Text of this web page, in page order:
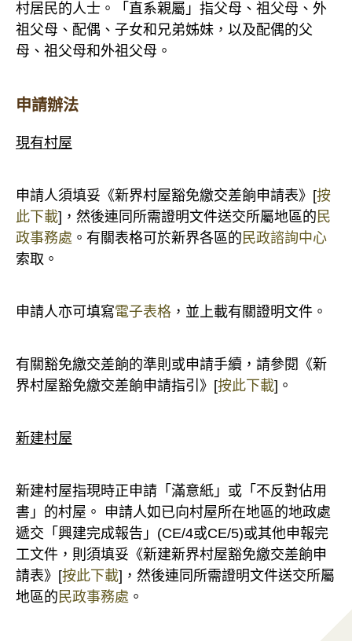
村居民的人士。「直系親屬」指父母、祖父母、外
祖父母、配偶、子女和兄弟姊妹，以及配偶的父
母、祖父母和外祖父母。
申請辦法
現有村屋
申請人須填妥《新界村屋豁免繳交差餉申請表》[按
此下載]，然後連同所需證明文件送交所屬地區的 民
政事務處 。有關表格可於新界各區的 民政諮詢中心
索取。
申請人亦可填寫電子表格 ，並上載有關證明文件。
有關豁免繳交差餉的準則或申請手續，請參閱《新
界村屋豁免繳交差餉申請指引》[按此下載]。
新建村屋
新建村屋指現時正申請「滿意紙」或「不反對佔用
書」的村屋。 申請人如已向村屋所在地區的地政處
遞交「興建完成報告」(CE/4或CE/5)或其他申報完
工文件，則須填妥《新建新界村屋豁免繳交差餉申
請表》[按此下載]，然後連同所需證明文件送交所屬
地區的 民政事務處 。